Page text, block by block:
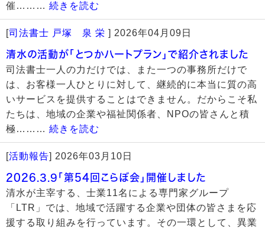
催……… 続きを読む
[司法書士 戸塚 泉 栄 ] 2026年04月09日
清水の活動が「とつかハートプラン」で紹介されました
司法書士一人の力だけでは、また一つの事務所だけで
は、お客様一人ひとりに対して、継続的に本当に質の高
いサービスを提供することはできません。だからこそ私
たちは、地域の企業や福祉関係者、NPOの皆さんと積
極……… 続きを読む
[活動報告] 2026年03月10日
2026.3.9「第54回こらぼ会」開催しました
清水が主宰する、士業11名による専門家グループ
「LTR」では、地域で活躍する企業や団体の皆さまを応
援する取り組みを行っています。その一環として、異業